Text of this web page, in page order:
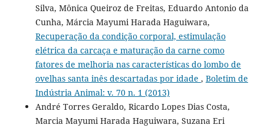
Silva, Mônica Queiroz de Freitas, Eduardo Antonio da
Cunha, Márcia Mayumi Harada Haguiwara,
Recuperação da condição corporal, estimulação
elétrica da carcaça e maturação da carne como
fatores de melhoria nas características do lombo de
ovelhas santa inês descartadas por idade , Boletim de
Indústria Animal: v. 70 n. 1 (2013)
André Torres Geraldo, Ricardo Lopes Dias Costa,
Marcia Mayumi Harada Haguiwara, Suzana Eri